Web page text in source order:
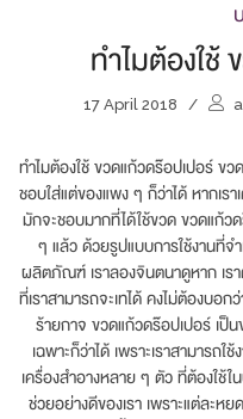
ทำไมต้องใช้
17 April 2018 /
ทำไมต้องใช้ ขวดแก้วดร๊อปเปอร์ ข
ชอบใส่แต่ของแพง ๆ ก็ว่าได้ หากเร
มักจะชอบมากที่ได้ใช้ขวด ขวดแก้ว
ๆ แล้ว ด้วยรูปแบบการใช้งานที่จ
ผลิตภัณฑ์ เราลองจินตนาดูหาก เร
ที่เราสามารถจะเทได้ คงไม่ต้องบอ
ร้ายกาจ ขวดแก้วดร๊อปเปอร์ เป็
เฉพาะก็ว่าได้ เพราะเราสามารถ
เครื่องสำอางหลาย ๆ ตัว ที่ต้องใช้
ช่วยอย่างดีของเรา เพราะแต่ละห